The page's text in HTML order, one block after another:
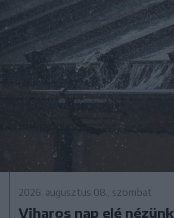
2026. augusztus 08., szombat
Viharos nap elé nézünk